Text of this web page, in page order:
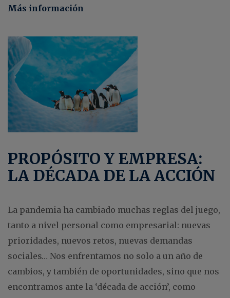
Más información
PROPÓSITO Y EMPRESA:
LA DÉCADA DE LA ACCIÓN
La pandemia ha cambiado muchas reglas del juego,
tanto a nivel personal como empresarial: nuevas
prioridades, nuevos retos, nuevas demandas
sociales… Nos enfrentamos no solo a un año de
cambios, y también de oportunidades, sino que nos
encontramos ante la ‘década de acción’, como